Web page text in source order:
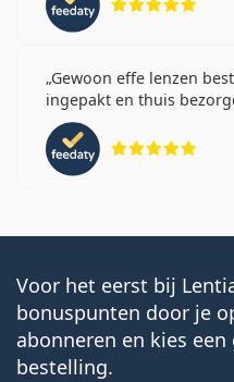
Gewoon effe lenzen
ingepakt en thuis
Voor het eerst bij
bonuspunten door je
abonneren en kies
bestelling.